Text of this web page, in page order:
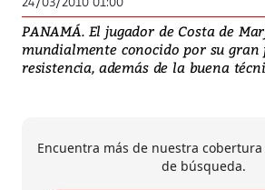
PANAMÁ. El jugador de Costa de
mundialmente conocido por su gran
resistencia, además de la buena
Encuentra más de nuestra
de búsqueda.